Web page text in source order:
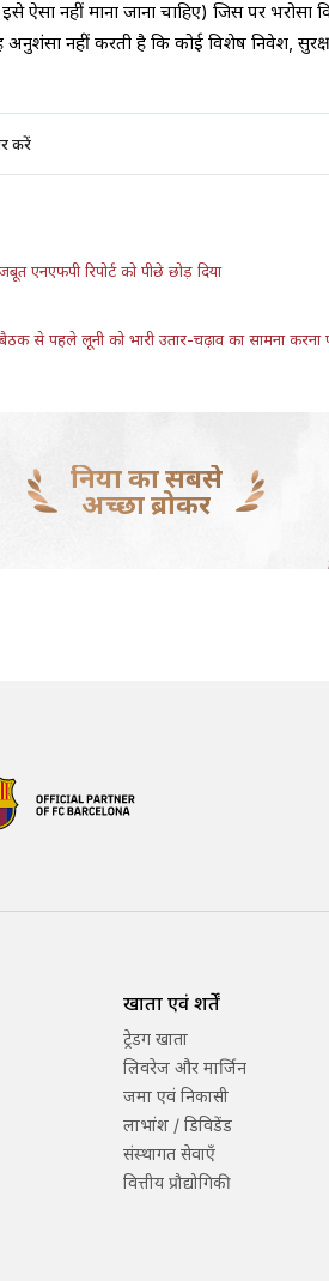
ऐसा नहीं माना जाना चाहिए) जिस पर भरोसा
अनुशंसा नहीं करती है कि कोई विशेष निवेश,
करें
एनएफपी रिपोर्ट को पीछे छोड़ दिया
से पहले लूनी को भारी उतार-चढ़ाव का सामना करना
दुनिया का सबसे
अच्छा ब्रोकर
खाता एवं शर्तें
ट्रेडिंग खाता
लिवरेज और मार्जिन
जमा एवं निकासी
लाभांश / डिविडेंड
संस्थागत सेवाएँ
वित्तीय प्रौद्योगिकी